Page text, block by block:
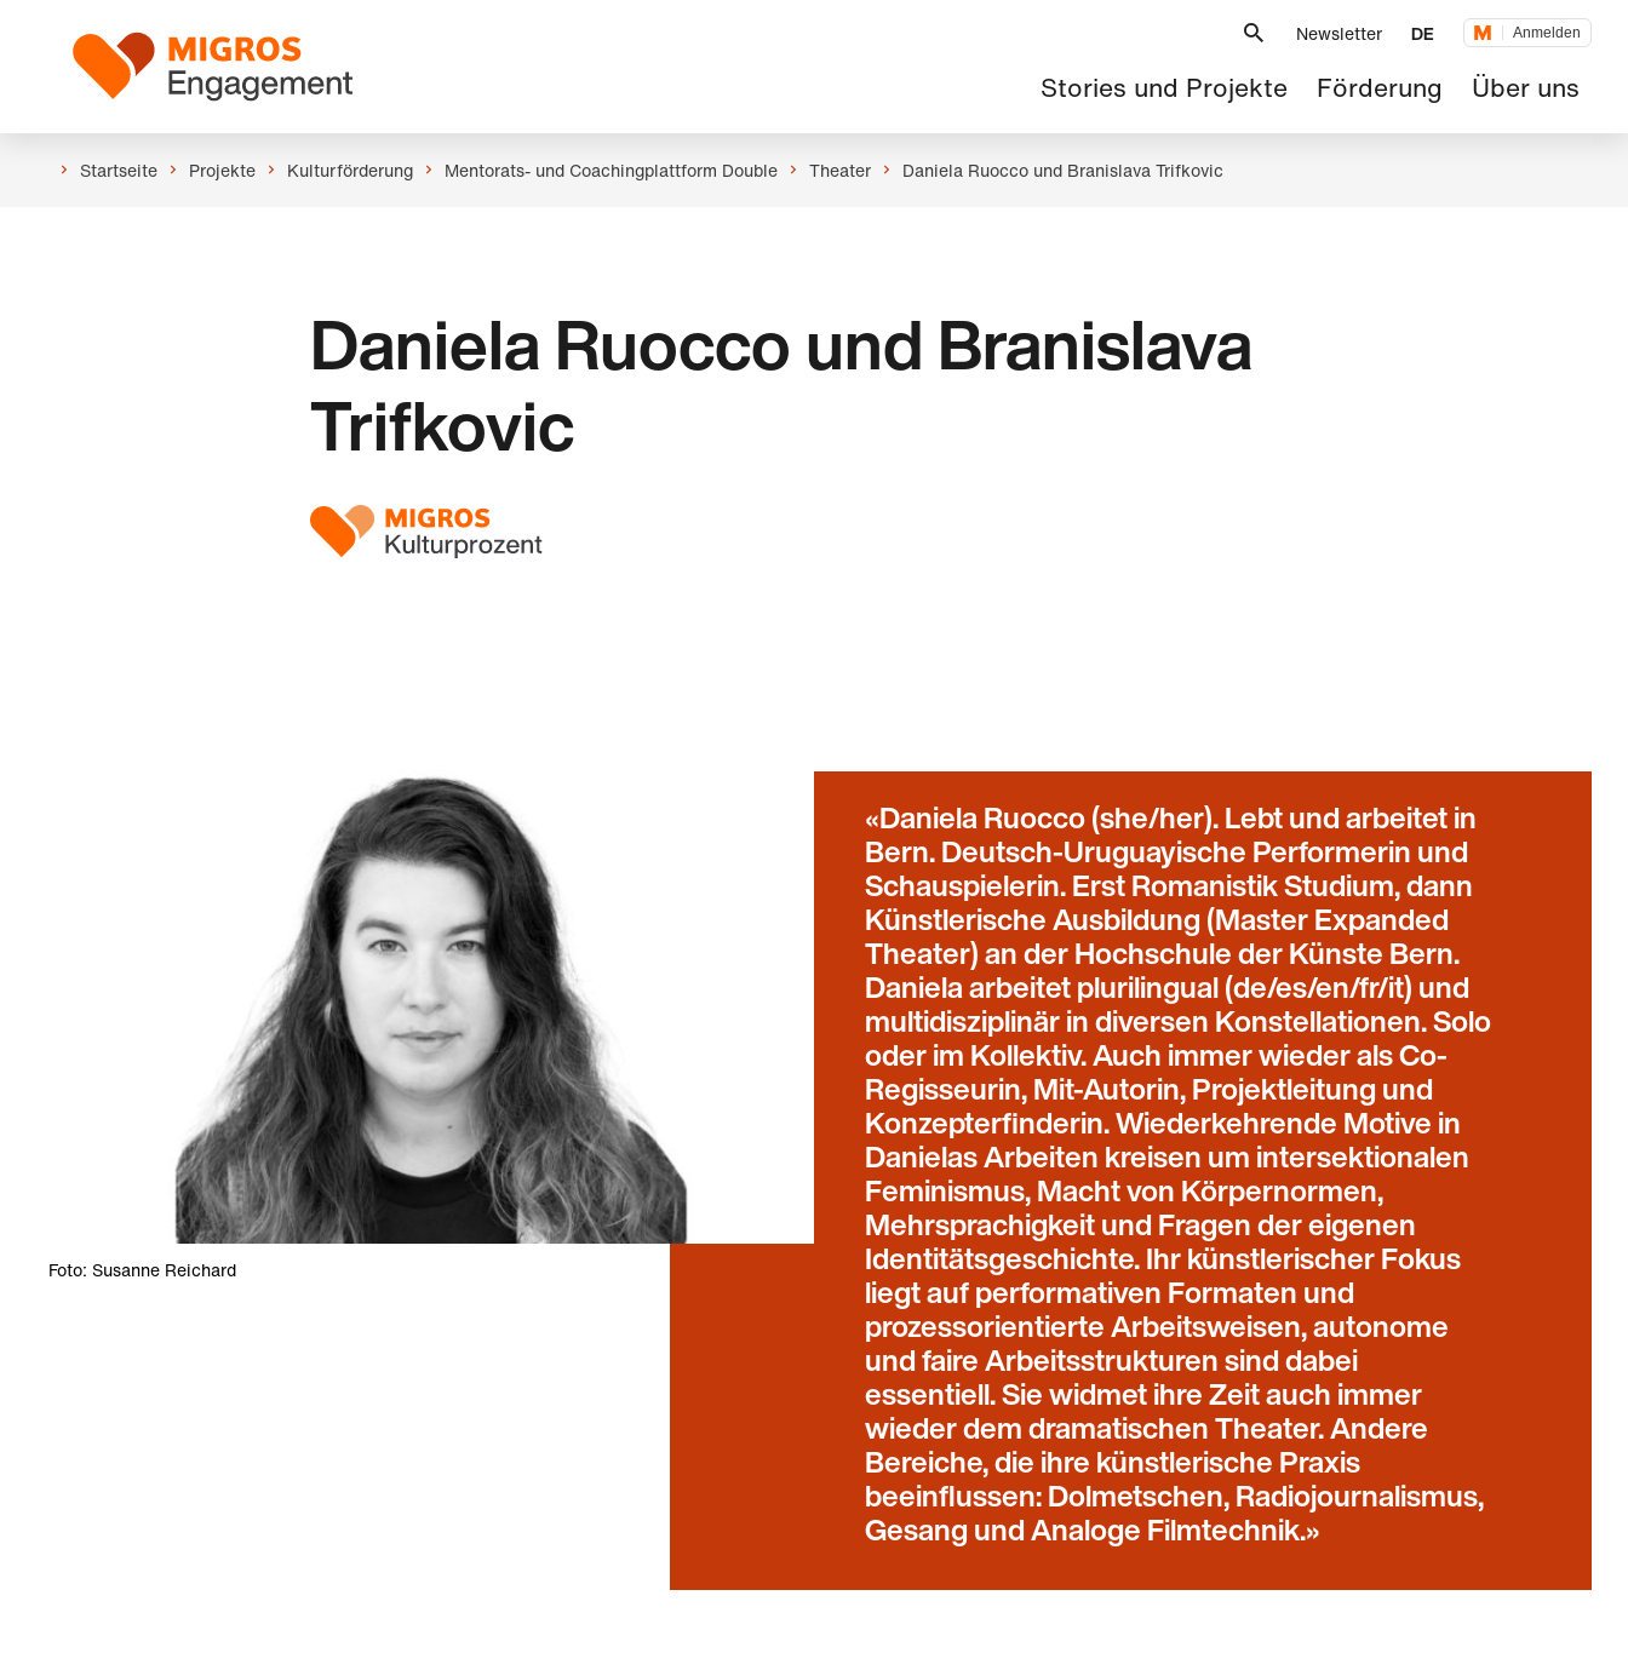
Navigation
überspringen
Logo
Newsletter DE Anmelden
Hauptnavigation
Stories und Projekte Förderung Über uns
Startseite Projekte Kulturförderung Mentorats- und Coachingplattform Double Theater Daniela Ruocco und Branislava Trifkovic
Daniela Ruocco und Branislava
Trifkovic
Foto: Susanne Reichard
Daniela Ruocco (she/her). Lebt und arbeitet in
Bern. Deutsch-Uruguayische Performerin und
Schauspielerin. Erst Romanistik Studium, dann
Künstlerische Ausbildung (Master Expanded
Theater) an der Hochschule der Künste Bern.
Daniela arbeitet plurilingual (de/es/en/fr/it) und
multidisziplinär in diversen Konstellationen. Solo
oder im Kollektiv. Auch immer wieder als Co-
Regisseurin, Mit-Autorin, Projektleitung und
Konzepterfinderin. Wiederkehrende Motive in
Danielas Arbeiten kreisen um intersektionalen
Feminismus, Macht von Körpernormen,
Mehrsprachigkeit und Fragen der eigenen
Identitätsgeschichte. Ihr künstlerischer Fokus
liegt auf performativen Formaten und
prozessorientierte Arbeitsweisen, autonome
und faire Arbeitsstrukturen sind dabei
essentiell. Sie widmet ihre Zeit auch immer
wieder dem dramatischen Theater. Andere
Bereiche, die ihre künstlerische Praxis
beeinflussen: Dolmetschen, Radiojournalismus,
Gesang und Analoge Filmtechnik.